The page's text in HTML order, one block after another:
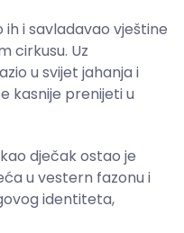
ih i savladavao vještine
cirkusu. Uz
u svijet jahanja i
kasnije prenijeti u
d‌ječak ostao je
u vestern fazonu i
identiteta,